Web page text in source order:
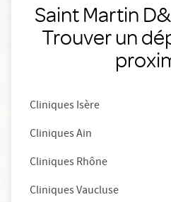
Saint Martin
Trouver un
Cliniques Isère
Cliniques Ain
Cliniques Rhône
Cliniques Vaucluse